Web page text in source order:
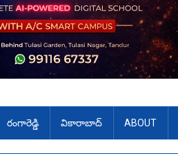
రంగారెడ్డి వికారాబాద్ ABOUT